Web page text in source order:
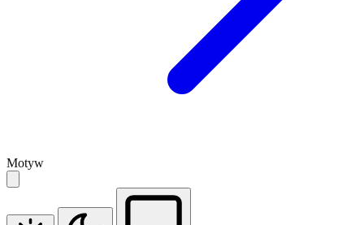
Motyw